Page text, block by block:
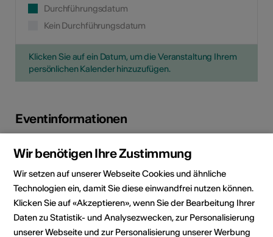
Durchführungsdatum
Kein Durchführungsdatum
Klicken Sie auf ein Datum, um die Veranstaltung Ihrem
persönlichen Kalender hinzuzufügen.
Eventinformationen
Lokalität
Fondation Opale
Route de Crans 1
1978 Lens
Veranstalter
Fondation Opale
Centre culturel
Wir benötigen Ihre Zustimmung
Wir setzen auf unserer Webseite Cookies und ähnliche
Technologien ein, damit Sie diese einwandfrei nutzen können.
Klicken Sie auf «Akzeptieren», wenn Sie der Bearbeitung Ihrer
Daten zu Statistik- und Analysezwecken, zur Personalisierung
unserer Webseite und zur Personalisierung unserer Werbung